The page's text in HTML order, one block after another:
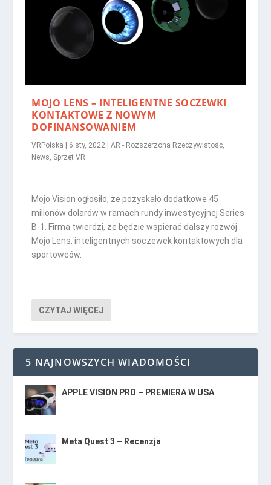
MOJO LENS – INTELIGENTNE SOCZEWKI
KONTAKTOWE Z NOWYM
DOFINANSOWANIEM
VRPolska 6 sty, 2022 |AR - Rozszerzona Rzeczywistość,
News, Sprzęt VR
Mojo Vision ogłosiło, że pozyskało dodatkowe 45
milionów dolarów w ramach rundy inwestycyjnej Series
B-1. Firma twierdzi, że będzie wspierać dalszy rozwój
Mojo Lens, inteligentnych soczewek kontaktowych dla
sportowców.
CZYTAJ WIĘCEJ
5 NAJNOWSZYCH WIADOMOŚCI
APPLE VISION PRO – PREMIERA W USA
Meta Quest 3 – Recenzja